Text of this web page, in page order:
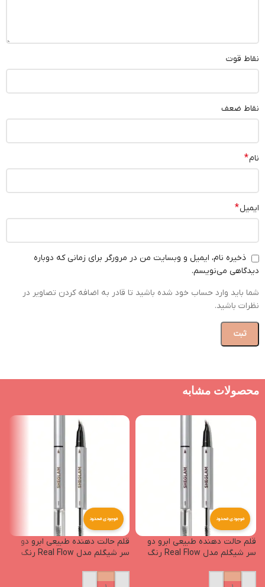
نقاط قوت
نقاط ضعف
نام*
ایمیل*
ذخیره نام، ایمیل و وبسایت من در مرورگر برای زمانی که دوباره
دیدگاهی می‌نویسم.
شما باید وارد حساب خود شده باشید تا قادر به اضافه کردن تصاویر در
نظرات باشید.
محصولات مشابه
موجودی محدود
قلم حالت دهنده طبیعی ابرو دو
سر شیگلم مدل Real Flow رنگ
موجودی محدود
قلم حالت دهنده طبیعی ابرو دو
سر شیگلم مدل Real Flow رنگ